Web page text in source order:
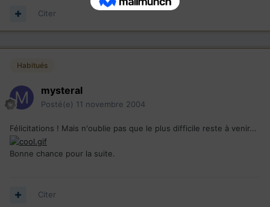
Citer
Habitués
mysteral
Posté(e) 11 novembre 2004
Félicitations ! Mais n'oublie pas que le plus difficile reste à venir...
Bonne chance pour la suite.
Citer